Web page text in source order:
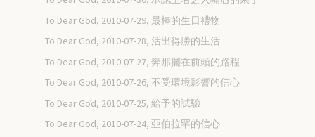
To Dear God, 2010-07-29, 最棒的生日禮物
To Dear God, 2010-07-28, 活出得勝的生活
To Dear God, 2010-07-27, 奔那擺在前頭的路程
To Dear God, 2010-07-26, 不受環境影響的信心
To Dear God, 2010-07-25, 給予的試驗
To Dear God, 2010-07-24, 亞伯拉罕的信心